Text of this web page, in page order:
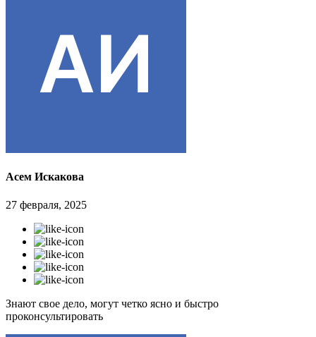
Асем Искакова
27 февраля, 2025
Знают свое дело, могут четко ясно и быстро
проконсультировать